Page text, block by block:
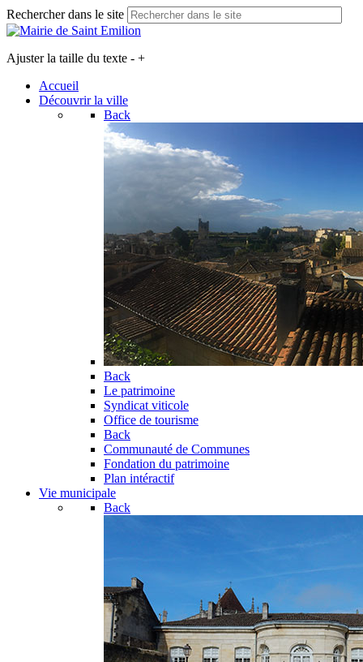
Rechercher dans le site
Ajuster la taille du texte - +
Accueil
Découvrir la ville
Back
Back
Le patrimoine
Syndicat viticole
Office de tourisme
Back
Communauté de Communes
Fondation du patrimoine
Plan intéractif
Vie municipale
Back